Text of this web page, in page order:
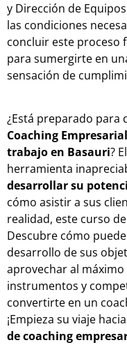
y Dirección de
las condiciones
concluir este proceso
para sumergirte en
sensación de
¿Está preparado para
Coaching
trabajo en Basauri?
herramienta
desarrollar su
cómo asistir a sus
realidad, este curso
Descubre cómo
desarrollo de sus
aprovechar al
instrumentos y
convertirte en un
¡Empieza su viaje
de coaching